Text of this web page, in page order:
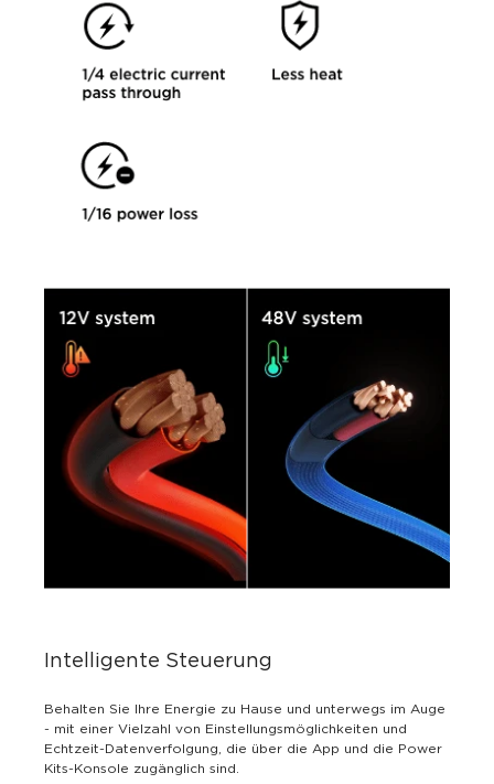
Intelligente Steuerung
Behalten Sie Ihre Energie zu Hause und unterwegs im Auge
- mit einer Vielzahl von Einstellungsmöglichkeiten und
Echtzeit-Datenverfolgung, die über die App und die Power
Kits-Konsole zugänglich sind.